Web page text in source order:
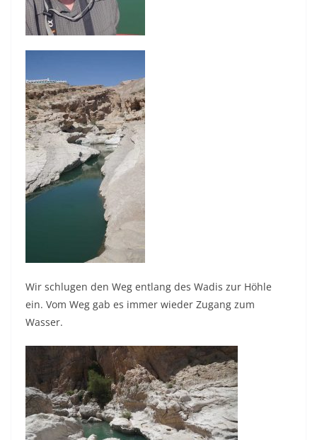
Wir schlugen den Weg entlang des Wadis zur Höhle
ein. Vom Weg gab es immer wieder Zugang zum
Wasser.